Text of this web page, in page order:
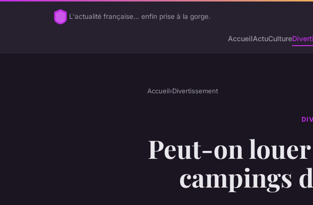
L'actualité française... enfin prise à la gorge.
AccueilActuCulture
Accueil›Divertissement
Peut-on louer
campings